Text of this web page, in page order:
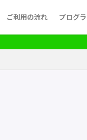
ご利用の流れ プログ